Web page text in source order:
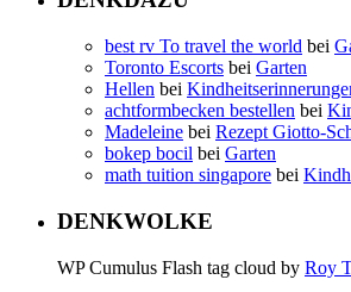
best rv To travel the world bei
Toronto Escorts bei Garten
Hellen bei
achtformbecken bestellen bei
Madeleine bei Rezept Giotto-
bokep bocil bei Garten
math tuition singapore bei
DENKWOLKE
WP Cumulus Flash tag cloud by Roy